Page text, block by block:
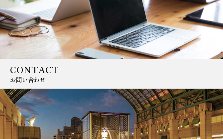
CONTACT
お問い合わせ